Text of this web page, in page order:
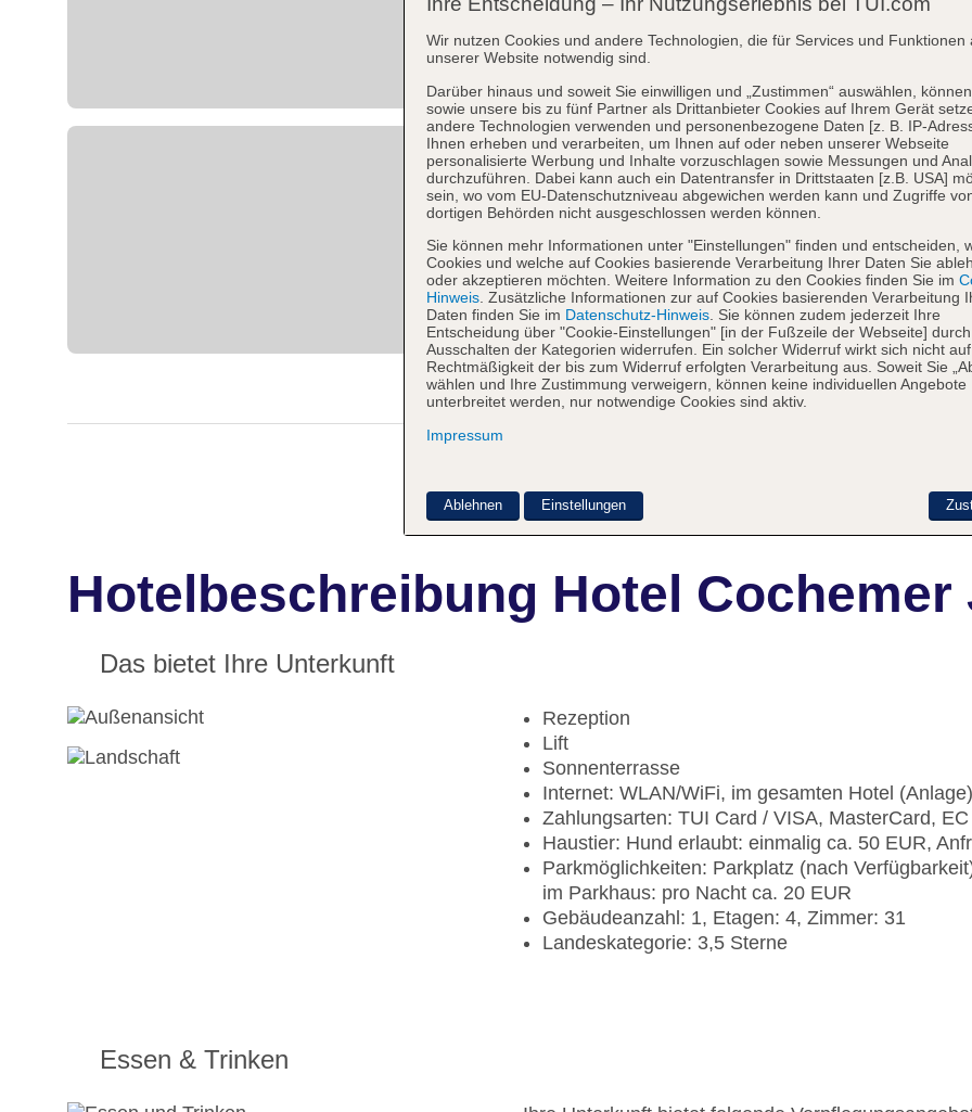
Hotelbeschreibung Hotel Cochemer
Das bietet Ihre Unterkunft
Rezeption
Lift
Sonnenterrasse
Internet: WLAN/WiFi, im gesamten Hotel
Zahlungsarten: TUI Card / VISA, MasterCard,
Haustier: Hund erlaubt: einmalig ca. 50 EUR,
Parkmöglichkeiten: Parkplatz (nach
im Parkhaus: pro Nacht ca. 20 EUR
Gebäudeanzahl: 1, Etagen: 4, Zimmer: 31
Landeskategorie: 3,5 Sterne
Essen & Trinken
Wir nutzen Cookies und andere Technologien, die für Services und Funktionen
unserer Website notwendig sind.
Darüber hinaus und soweit Sie einwilligen und „Zustimmen“ auswählen,
sowie unsere bis zu fünf Partner als Drittanbieter Cookies auf Ihrem Gerät
andere Technologien verwenden und personenbezogene Daten [z. B. IP-
Ihnen erheben und verarbeiten, um Ihnen auf oder neben unserer Webseite
personalisierte Werbung und Inhalte vorzuschlagen sowie Messungen und
durchzuführen. Dabei kann auch ein Datentransfer in Drittstaaten [z.B. USA]
sein, wo vom EU-Datenschutzniveau abgewichen werden kann und Zugriffe
dortigen Behörden nicht ausgeschlossen werden können.
Sie können mehr Informationen unter "Einstellungen" finden und entscheiden,
Cookies und welche auf Cookies basierende Verarbeitung Ihrer Daten Sie
oder akzeptieren möchten. Weitere Information zu den Cookies finden Sie im
Hinweis . Zusätzliche Informationen zur auf Cookies basierenden Verarbeitung
Daten finden Sie im Datenschutz-Hinweis . Sie können zudem jederzeit Ihre
Entscheidung über "Cookie-Einstellungen" [in der Fußzeile der Webseite] durch
Ausschalten der Kategorien widerrufen. Ein solcher Widerruf wirkt sich nicht
Rechtmäßigkeit der bis zum Widerruf erfolgten Verarbeitung aus. Soweit Sie
wählen und Ihre Zustimmung verweigern, können keine individuellen Angebote
unterbreitet werden, nur notwendige Cookies sind aktiv.
Impressum
Ablehnen Einstellungen